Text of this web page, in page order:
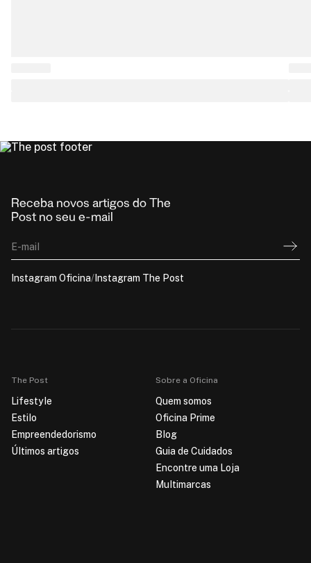
Receba novos artigos do The
Post no seu e-mail
E-mail
Instagram Oficina/Instagram The Post
The Post
Lifestyle
Estilo
Empreendedorismo
Últimos artigos
Sobre a Oficina
Quem somos
Oficina Prime
Blog
Guia de Cuidados
Encontre uma Loja
Multimarcas